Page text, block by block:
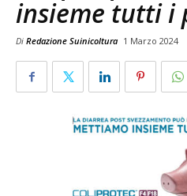
insieme tutti i
Di Redazione Suinicoltura 1 Marzo 2024